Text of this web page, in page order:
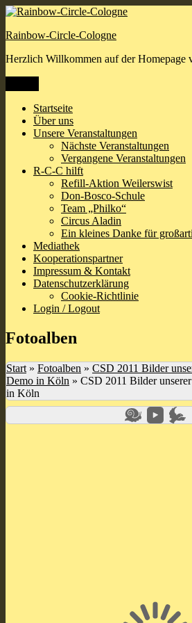
Zum
springen
Rainbow-Circle-Cologne
Herzlich Willkommen auf der Homepage
Startseite
Über uns
Unsere Veranstaltungen
Nächste Veranstaltungen
Vergangene Veranstaltungen
R-C-C hilft
Refill-Aktion Weilerswist
Don-Bosco-Schule
Team „Philko“
Circus Aladin
Ein kleines Danke für
Mediathek
Kooperationspartner
Impressum & Kontakt
Datenschutzerklärung
Cookie-Richtlinie
Login / Logout
Fotoalben
Start » Fotoalben » CSD 2011 Bilder
Demo in Köln » CSD 2011 Bilder
in Köln